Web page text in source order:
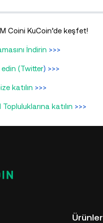
Coini KuCoin’de keşfet!
İndirin >>>
(Twitter) >>>
katılın >>>
katılın >>>
Ürünler